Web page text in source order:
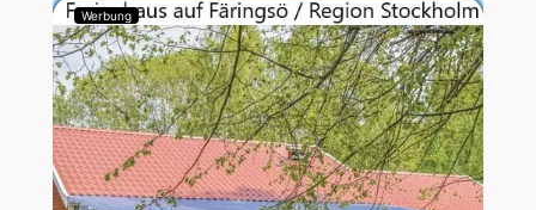
Werbung